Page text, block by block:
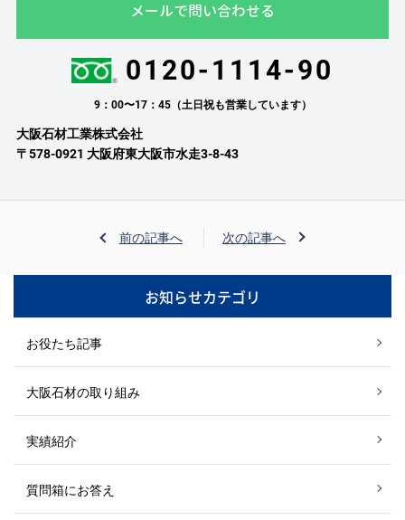
メールで問い合わせる
0120-1114-90
9：00〜17：45（土日祝も営業しています）
大阪石材工業株式会社
〒578-0921 大阪府東大阪市水走3-8-43
前の記事へ 次の記事へ
お知らせカテゴリ
お役たち記事
大阪石材の取り組み
実績紹介
質問箱にお答え